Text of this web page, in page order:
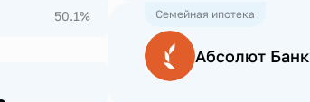
50.1% Семейная ипотека
Абсолют Банк